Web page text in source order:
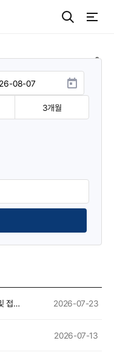
3개월
미국 관련 시설•행사장 등 방문 및 접근 주의 안내 2026-07-23
2026-07-13